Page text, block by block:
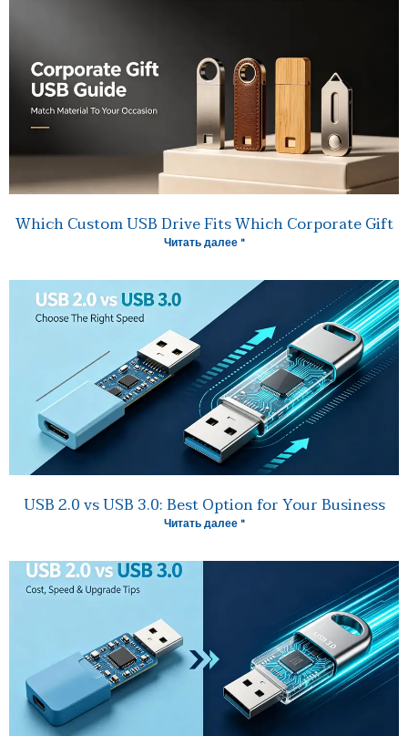
Which Custom USB Drive Fits Which Corporate Gift
Читать далее "
USB 2.0 vs USB 3.0: Best Option for Your Business
Читать далее "